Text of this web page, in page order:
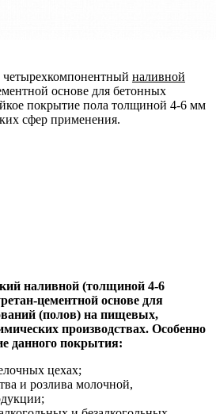
наливной
основе для бетонных
покрытие пола толщиной 4-6 мм
сфер применения.
наливной (толщиной 4-6
цементной основе для
(полов) на пищевых,
производствах. Особенно
данного покрытия:
цехах;
и розлива молочной,